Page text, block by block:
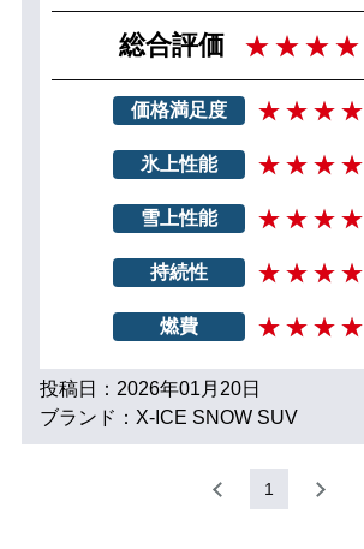
総合評価
価格満足度
氷上性能
雪上性能
持続性
燃費
投稿日：2026年01月20日
ブランド：X-ICE SNOW SUV
1